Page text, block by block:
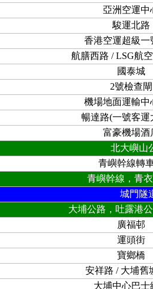
亞洲空運中
駿運北路
香港空運超級一
航膳西路 / LSG航
國泰城
2號檢查閘
機場地面運輸中
暢達路(一號客運
富豪機場酒
北大嶼山
青嶼幹線轉
青嶼幹線，青
城門隧
大埔公路，吐露港
廣福邨
運頭街
寶鄉橋
安祥路 / 大埔舊
大埔中心巴士